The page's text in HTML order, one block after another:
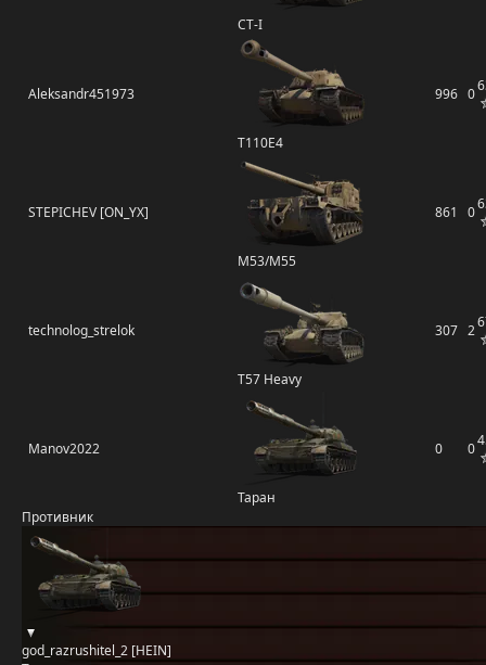
СТ-I
Aleksandr451973
T110E4
996 0
STEPICHEV [ON_YX]
M53/M55
861 0
technolog_strelok
T57 Heavy
307 2
Manov2022
Таран
0 0
Противник
god_razrushitel_2 [HEIN]